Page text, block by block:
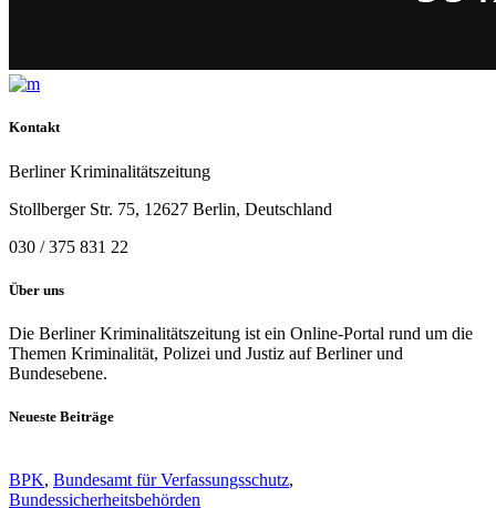
Kontakt
Berliner Kriminalitätszeitung
Stollberger Str. 75, 12627 Berlin, Deutschland
030 / 375 831 22
Über uns
Die Berliner Kriminalitätszeitung ist ein Online-Portal rund um die
Themen Kriminalität, Polizei und Justiz auf Berliner und
Bundesebene.
Neueste Beiträge
BPK, Bundesamt für Verfassungsschutz,
Bundessicherheitsbehörden